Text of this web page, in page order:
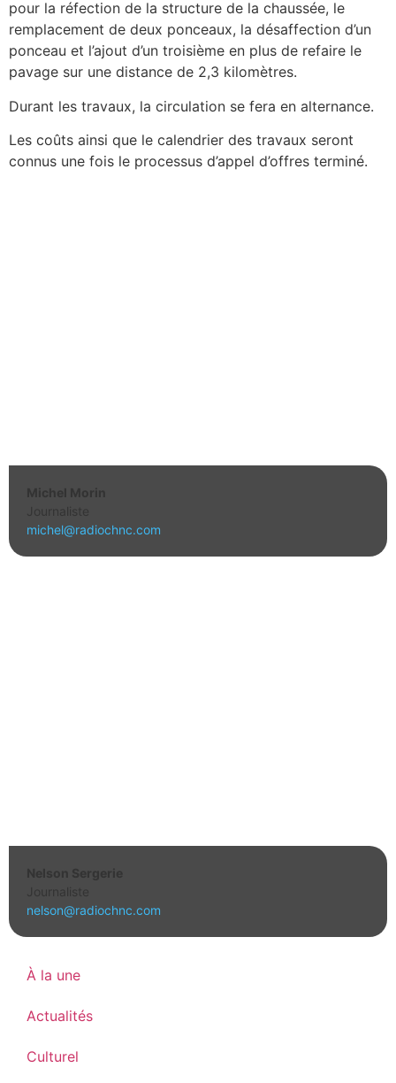
Michel Morin
Journaliste
michel@radiochnc.com
Nelson Sergerie
Journaliste
nelson@radiochnc.com
À la une
Actualités
Culturel
pour la réfection de la structure de la chaussée, le
remplacement de deux ponceaux, la désaffection d’un
ponceau et l’ajout d’un troisième en plus de refaire le
pavage sur une distance de 2,3 kilomètres.
Durant les travaux, la circulation se fera en alternance.
Les coûts ainsi que le calendrier des travaux seront
connus une fois le processus d’appel d’offres terminé.